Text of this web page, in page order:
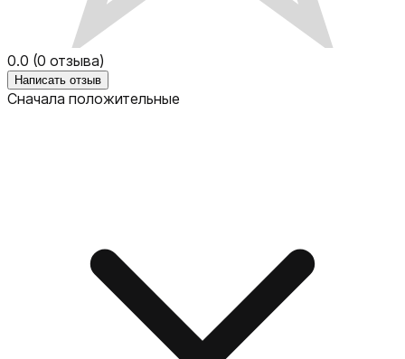
0.0 (0 отзыва)
Написать отзыв
Сначала положительные